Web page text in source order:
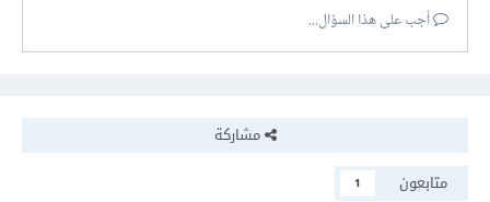
أجب على هذا السؤال...
مشاركة
متابعون
1